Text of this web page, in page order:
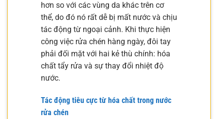
hơn so với các vùng da khác trên cơ
thể, do đó nó rất dễ bị mất nước và chịu
tác động từ ngoại cảnh. Khi thực hiện
công việc rửa chén hàng ngày, đôi tay
phải đối mặt với hai kẻ thù chính: hóa
chất tẩy rửa và sự thay đổi nhiệt độ
nước.
Tác động tiêu cực từ hóa chất trong nước
rửa chén